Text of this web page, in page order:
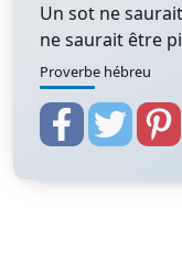
Un sot ne
ne saurait être
Proverbe hébreu